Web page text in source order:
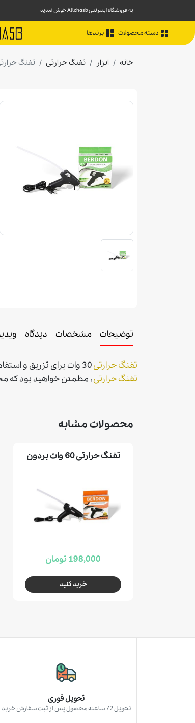
به فروشگاه اینترنتی Allchasb خوش آمدید
دسته محصولات برندها
خانه ابزار تفنگ حرارتی تفنگ حرارتی 30 وات
توضیحات مشخصات دیدگاه
تفنگ حرارتی30 وات برای تزریق و استفاده انواع چسب های حرارتی با قطر پايين در صنایع کارخانه ای و کارگاهی و خانگی برای هر نوع ظریف کاری به کار می رود.
تفنگ حرارتی، مطمئن خواهيد بود كه
محصولات مشابه
تفنگ حرارتی 60 وات بردون
198,000 تومان
خرید کنید
تحویل فوری
تحویل 72 ساعته محصول پس از ثبت سفارش خرید